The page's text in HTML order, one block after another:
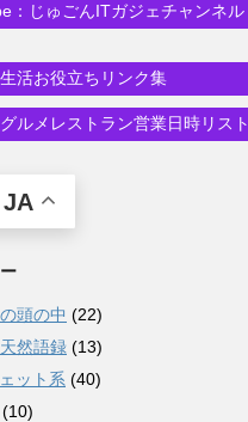
：じゅごんITガジェチャンネル
活お役立ちリンク集
ルメレストラン営業日時リスト
JA
頭の中 (22)
然語録 (13)
ット系 (40)
(10)